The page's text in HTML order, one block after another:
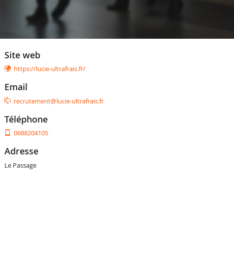
site web
https://lucie-ultrafrais.fr/
email
recrutement@lucie-ultrafrais.fr
téléphone
0688204105
adresse
Le Passage